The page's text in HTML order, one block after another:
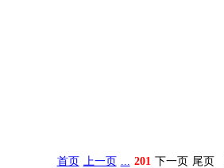
首页 上一页 ... 201 下一页 尾页